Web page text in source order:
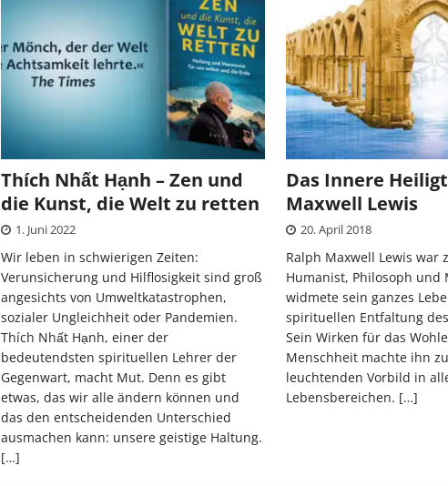
Thích Nhất Hạnh – Zen und
die Kunst, die Welt zu retten
1. Juni 2022
Wir leben in schwierigen Zeiten:
Verunsicherung und Hilflosigkeit sind groß
angesichts von Umweltkatastrophen,
sozialer Ungleichheit oder Pandemien.
Thích Nhất Hạnh, einer der
bedeutendsten spirituellen Lehrer der
Gegenwart, macht Mut. Denn es gibt
etwas, das wir alle ändern können und
das den entscheidenden Unterschied
ausmachen kann: unsere geistige Haltung.
[…]
Das Innere
Maxwell Lewis
20. April 2018
Ralph Maxwell Lewis war
Humanist, Philosoph und
widmete sein ganzes
spirituellen Entfaltung
Sein Wirken für das
Menschheit machte ihn
leuchtenden Vorbild in
Lebensbereichen. […]